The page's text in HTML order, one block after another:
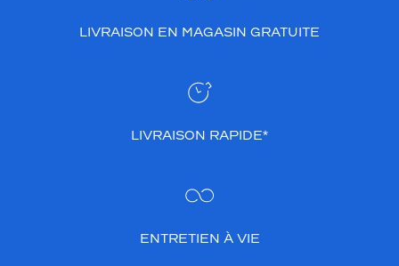
LIVRAISON EN MAGASIN GRATUITE
LIVRAISON RAPIDE*
ENTRETIEN À VIE